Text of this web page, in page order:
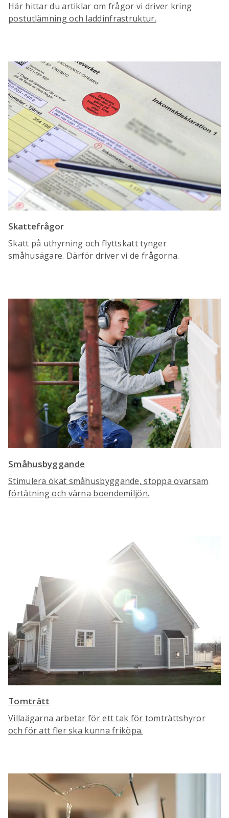
Här hittar du artiklar om frågor vi driver kring
postutlämning och laddinfrastruktur.
Skattefrågor
Skatt på uthyrning och flyttskatt tynger
småhusägare. Därför driver vi de frågorna.
Småhusbyggande
Stimulera ökat småhusbyggande, stoppa ovarsam
förtätning och värna boendemiljön.
Tomträtt
Villaägarna arbetar för ett tak för tomträttshyror
och för att fler ska kunna friköpa.